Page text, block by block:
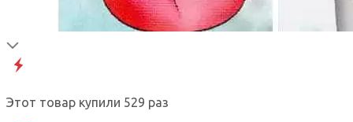
Этот товар купили 529 раз